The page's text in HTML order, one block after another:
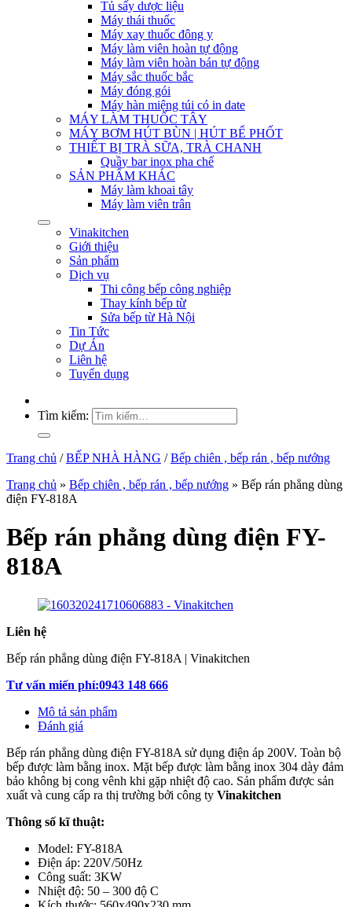
Tủ sấy dược liệu
Máy thái thuốc
Máy xay thuốc đông y
Máy làm viên hoàn tự động
Máy làm viên hoàn bán tự động
Máy sắc thuốc bắc
Máy đóng gói
Máy hàn miệng túi có in date
MÁY LÀM THUỐC TÂY
MÁY BƠM HÚT BÙN | HÚT BỂ PHỐT
THIẾT BỊ TRÀ SỮA, TRÀ CHANH
Quầy bar inox pha chế
SẢN PHẨM KHÁC
Máy làm khoai tây
Máy làm viên trân
Vinakitchen
Giới thiệu
Sản phẩm
Dịch vụ
Thi công bếp công nghiệp
Thay kính bếp từ
Sửa bếp từ Hà Nội
Tin Tức
Dự Án
Liên hệ
Tuyển dụng
Tìm kiếm:
Trang chủ / BẾP NHÀ HÀNG / Bếp chiên , bếp rán , bếp nướng
Trang chủ » Bếp chiên , bếp rán , bếp nướng » Bếp rán phẳng dùng
điện FY-818A
Bếp rán phẳng dùng điện FY-
818A
Liên hệ
Bếp rán phẳng dùng điện FY-818A | Vinakitchen
Tư vấn miến phí:0943 148 666
Mô tả sản phẩm
Đánh giá
Bếp rán phẳng dùng điện FY-818A sử dụng điện áp 200V. Toàn bộ
bếp được làm bằng inox. Mặt bếp được làm bằng inox 304 dày đảm
bảo không bị cong vênh khi gặp nhiệt độ cao. Sản phẩm được sản
xuất và cung cấp ra thị trường bởi công ty Vinakitchen
Thông số kĩ thuật:
Model: FY-818A
Điện áp: 220V/50Hz
Công suất: 3KW
Nhiệt độ: 50 – 300 độ C